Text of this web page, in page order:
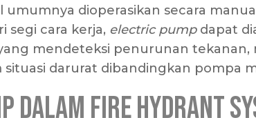
dioperasikan secara
segi cara kerja, electric pumpdapat
mendeteksi penurunan tekanan,
darurat dibandingkan pompa
dalam Fire Hydrant